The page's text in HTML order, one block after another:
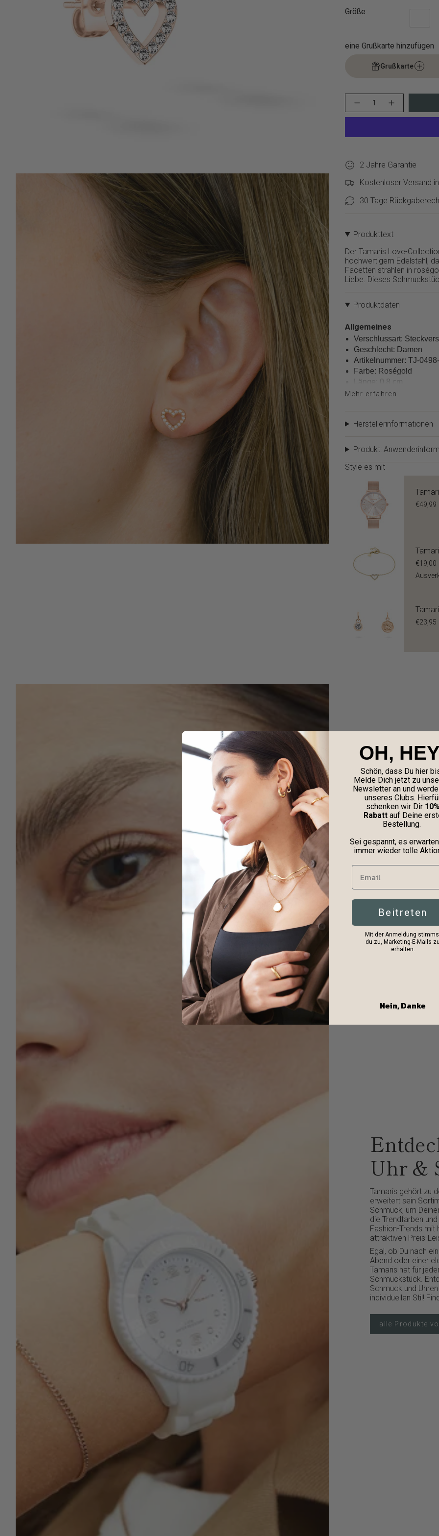
Größe
eine Grußkarte hinzufügen
Grußkarte
class=\"quantity-
</span>
im
Warenkorb",
für
verringern",
"multiples_of"=>"Schritte
von
{{
quantity
}}",
von
}}",
"maximum_of"=>"Maximum
von
{{
quantity
Menge
für
Tamaris
Sparkling
Schaltfläche
Menge
Ohrstecker
Hearts">
2 Jahre Garantie
Kostenloser Versand
30 Tage
Produkttext
Der Tamaris Love-
hochwertigem Edelstahl,
Facetten strahlen in
Liebe. Dieses
Produktdaten
Allgemeines
Verschlussart:
Geschlecht: Damen
Artikelnummer: TJ-
Farbe: Roségold
Länge: 0,8 cm
Gewicht: 0,8 g
Material: Edelstahl
Mehr erfahren
Herstellerinformationen
Produkt:
Style es mit
€49,99
€19,00
€23,95
Uhr &
Tamaris gehört zu
erweitert sein
Schmuck, um
die Trendfarben
Fashion-Trends
attraktiven Preis-
Egal, ob Du nach
Abend oder einer
Tamaris hat für
Schmuckstück.
Schmuck und
individuellen Stil!
alle Produkte
OH,
Schön, dass Du hier
Melde Dich jetzt zu
Newsletter an und
unseres Clubs.
schenken wir Dir
Rabattauf Deine
Bestellung.
Sei gespannt, es
immer wieder tolle
Beitreten
Mit der Anmeldung
du zu, Marketing-E-Mails
erhalten.
Nein, Danke